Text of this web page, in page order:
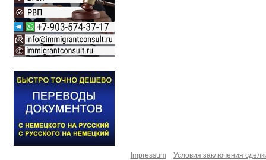
Impressum Условия заключения